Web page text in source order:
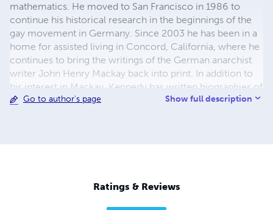
mathematics. He moved to San Francisco in 1986 to
continue his historical research in the beginnings of the
gay movement in Germany. Since 2003 he has been in a
home for assisted living in Concord, California, where he
continues to bring the writings of the German anarchist
writer John Henry Mackay back into print. In addition to
his interest in Mackay, Kennedy has written biographies of
the Italian mathematician Giuseppe Peano and the
Go to author's page Show full description
Ratings & Reviews